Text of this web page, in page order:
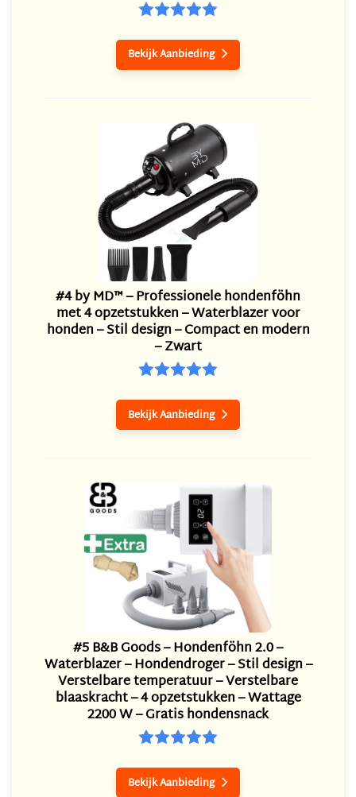
Bekijk Aanbieding 
#4 by MD™ – Professionele hondenföhn
met 4 opzetstukken – Waterblazer voor
honden – Stil design – Compact en modern
– Zwart
Bekijk Aanbieding 
#5 B&B Goods – Hondenföhn 2.0 –
Waterblazer – Hondendroger – Stil design –
Verstelbare temperatuur – Verstelbare
blaaskracht – 4 opzetstukken – Wattage
2200 W – Gratis hondensnack
Bekijk Aanbieding 